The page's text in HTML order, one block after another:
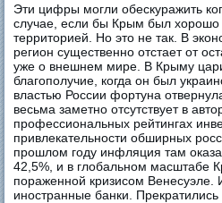
Эти цифры могли обескуражить
случае, если бы Крым был
территорией. Но это не так. В
регион существенно отстает от
уже о внешнем мире. В Крыму
благополучие, когда он был
властью России фортуна
весьма заметно отсутствует в
профессиональных рейтингах
привлекательности обширных
прошлом году инфляция там
42,5%, и в глобальном масштабе
пораженной кризисом Венесуэле.
иностранные банки. Прекратились